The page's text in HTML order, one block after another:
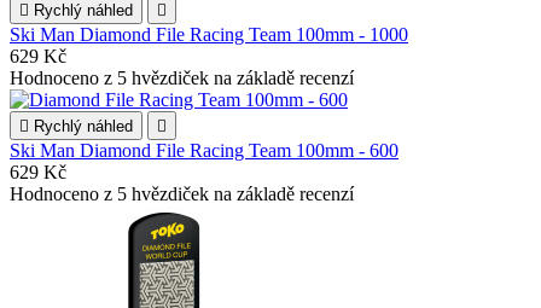
 Rychlý náhled 
Ski Man Diamond File Racing Team 100mm - 1000
629 Kč
Hodnoceno z 5 hvězdiček na základě recenzí
 Rychlý náhled 
Ski Man Diamond File Racing Team 100mm - 600
629 Kč
Hodnoceno z 5 hvězdiček na základě recenzí